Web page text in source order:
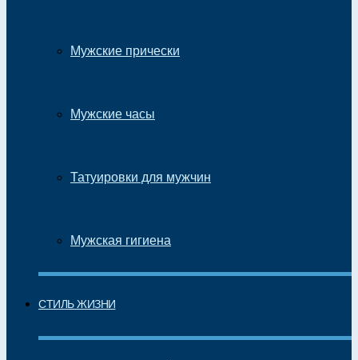
Мужские прически
Мужские часы
Татуировки для мужчин
Мужская гигиена
СТИЛЬ ЖИЗНИ